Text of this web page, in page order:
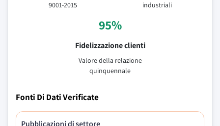
9001-2015
industriali
95%
Fidelizzazione clienti
Valore della relazione
quinquennale
Fonti Di Dati Verificate
Pubblicazioni di settore